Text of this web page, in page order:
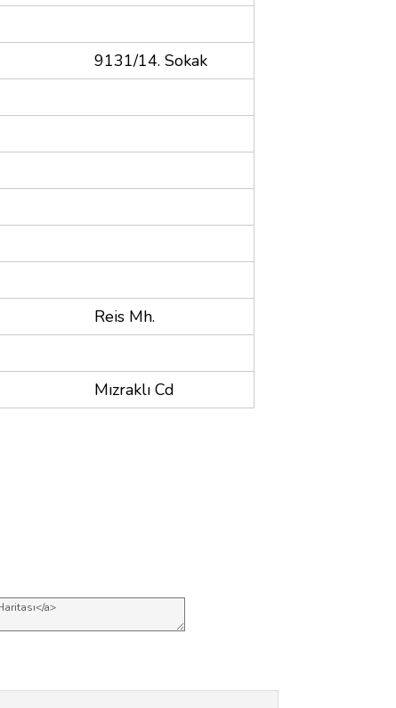
9131/14. Sokak
Reis Mh.
Mızraklı Cd